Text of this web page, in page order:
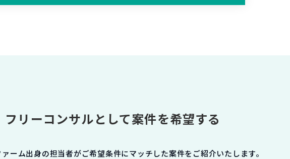
フリーコンサルとして案件を希望する
ーム出身の担当者がご希望条件にマッチした案件をご紹介いたします。